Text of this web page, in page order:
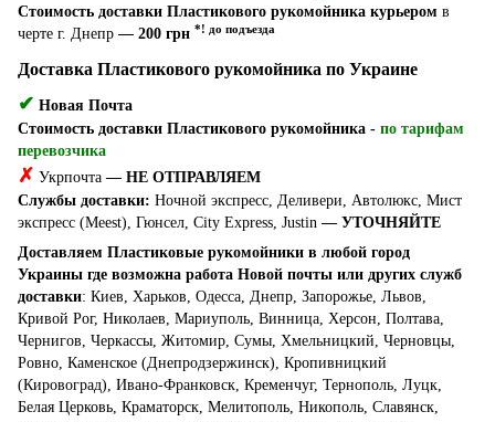
Стоимость доставки Пластикового рукомойника курьером в
черте г. Днепр — 200 грн *! до подъезда
Доставка Пластикового рукомойника по Украине
✔ Новая Почта
Стоимость доставки Пластикового рукомойника - по тарифам
перевозчика
✗ Укрпочта — НЕ ОТПРАВЛЯЕМ
Службы доставки: Ночной экспресс, Деливери, Автолюкс, Мист
экспресс (Meest), Гюнсел, City Express, Justin — УТОЧНЯЙТЕ
Доставляем Пластиковые рукомойники в любой город
Украины где возможна работа Новой почты или других служб
доставки: Киев, Харьков, Одесса, Днепр, Запорожье, Львов,
Кривой Рог, Николаев, Мариуполь, Винница, Херсон, Полтава,
Чернигов, Черкассы, Житомир, Сумы, Хмельницкий, Черновцы,
Ровно, Каменское (Днепродзержинск), Кропивницкий
(Кировоград), Ивано-Франковск, Кременчуг, Тернополь, Луцк,
Белая Церковь, Краматорск, Мелитополь, Никополь, Славянск,